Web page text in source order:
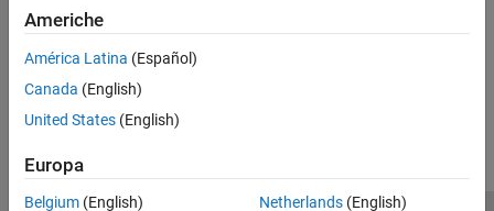
Americhe
América Latina (Español)
Canada (English)
United States (English)
Europa
Belgium (English)
Netherlands(English)